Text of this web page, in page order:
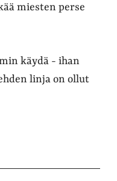
miesten perse
käydä - ihan
linja on ollut